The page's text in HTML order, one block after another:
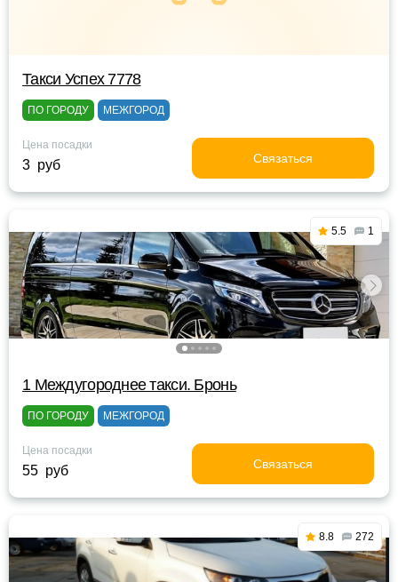
Такси Успех 7778
ПО ГОРОДУ МЕЖГОРОД
Цена посадки
3 руб Связаться
5.5 1
1 Междугороднее такси. Бронь
ПО ГОРОДУ МЕЖГОРОД
Цена посадки
55 руб Связаться
8.8 272